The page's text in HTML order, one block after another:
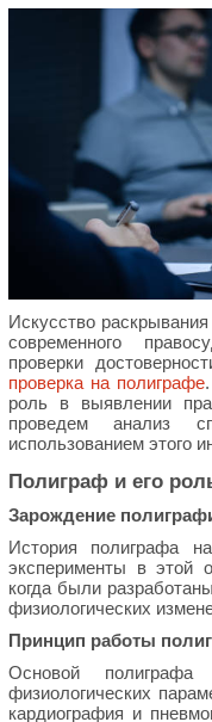
Искусство
современного
проверки
проверка на полиграфе
роль в выявлении
проведем анализ
использованием этого
Полиграф и его
Зарождение
История полиграфа
эксперименты в этой
когда были
физиологических
Принцип работы
Основой полиграфа
физиологических
кардиография и